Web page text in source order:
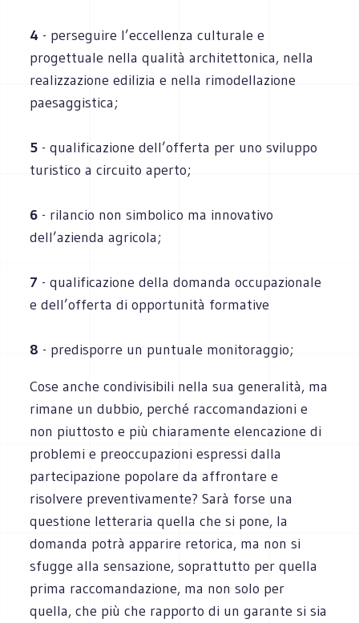
4 - perseguire l’eccellenza culturale e
progettuale nella qualità architettonica, nella
realizzazione edilizia e nella rimodellazione
paesaggistica;
5 - qualificazione dell’offerta per uno sviluppo
turistico a circuito aperto;
6 - rilancio non simbolico ma innovativo
dell’azienda agricola;
7 - qualificazione della domanda occupazionale
e dell’offerta di opportunità formative
8 - predisporre un puntuale monitoraggio;
Cose anche condivisibili nella sua generalità, ma
rimane un dubbio, perché raccomandazioni e
non piuttosto e più chiaramente elencazione di
problemi e preoccupazioni espressi dalla
partecipazione popolare da affrontare e
risolvere preventivamente? Sarà forse una
questione letteraria quella che si pone, la
domanda potrà apparire retorica, ma non si
sfugge alla sensazione, soprattutto per quella
prima raccomandazione, ma non solo per
quella, che più che rapporto di un garante si sia